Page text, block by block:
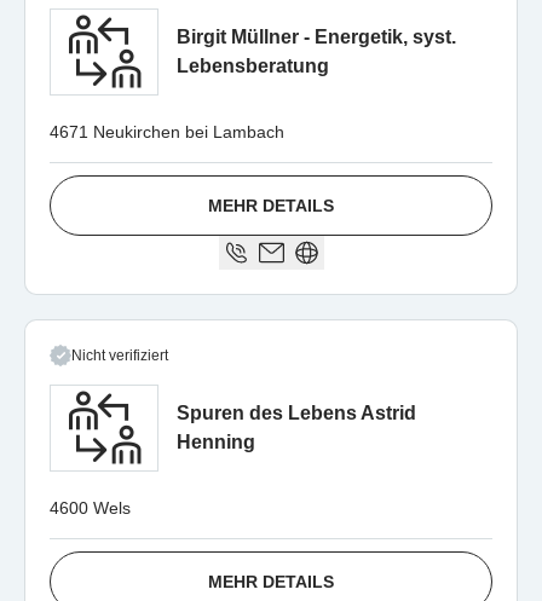
Birgit Müllner - Energetik, syst.
Lebensberatung
4671 Neukirchen bei Lambach
MEHR DETAILS
Nicht verifiziert
Spuren des Lebens Astrid
Henning
4600 Wels
MEHR DETAILS